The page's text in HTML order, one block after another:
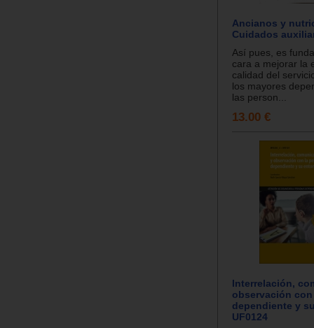
Ancianos y
Cuidados
Así pues, es
cara a mejorar la
calidad del
los mayores
las person...
13.00 €
Interrelación,
observación
dependiente y
UF0124